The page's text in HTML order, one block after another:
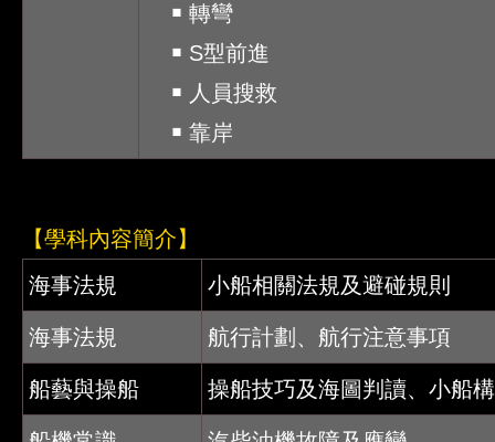
​ ￭ 轉彎
​ ￭ S型前進
￭ 人員搜救
￭ 靠岸
【學科內容簡介】
海事法規
小船相關法規及避碰規則
海事法規 航行計劃、航行注意事項
船藝與操船 操船技巧及海圖判讀、小船